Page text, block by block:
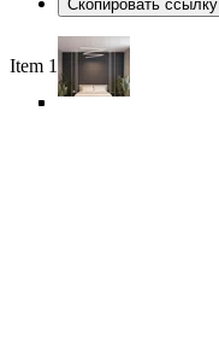
Скопировать ссылку
Item 1 of 6